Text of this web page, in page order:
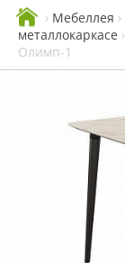
› Мебеллея ›
металлокаркасе ›
Олимп-1